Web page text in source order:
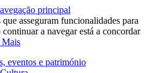
principal
asseguram funcionalidades para
a navegar está a concordar
Mais
eventos e património